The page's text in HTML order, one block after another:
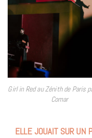
Girl in Red au Zénith de Paris
Comar
ELLE JOUAIT SUR UN